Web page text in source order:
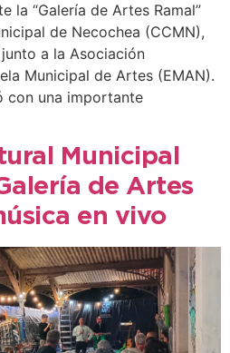
la “Galería de Artes Ramal”
de Necochea (CCMN),
a la Asociación
Municipal de Artes (EMAN).
con una importante
Municipal
de Artes
en vivo